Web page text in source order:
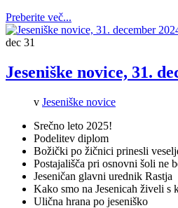
Preberite več...
dec 31
Jeseniške novice, 31.
v Jeseniške novice
Srečno leto 2025!
Podelitev diplom
Božički po žičnici prinesli
Postajališča pri osnovni šoli ne
Jeseničan glavni urednik Rastja
Kako smo na Jesenicah živeli s
Ulična hrana po jeseniško